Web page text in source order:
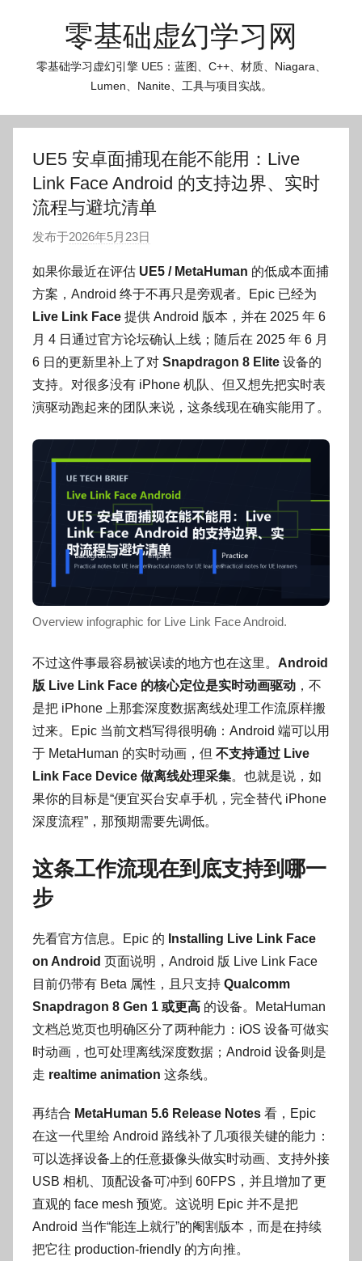
零基础虚幻学习网
零基础学习虚幻引擎 UE5：蓝图、C++、材质、Niagara、
Lumen、Nanite、工具与项目实战。
UE5 安卓面捕现在能不能用：Live
Link Face Android 的支持边界、实时
流程与避坑清单
发布于2026年5月23日
:
O
k
g
o
g
o
如果你最近在评估 UE5 / MetaHuman 的低成本面捕
方案，Android 终于不再只是旁观者。Epic 已经为
Live Link Face 提供 Android 版本，并在 2025 年 6
月 4 日通过官方论坛确认上线；随后在 2025 年 6 月
6 日的更新里补上了对 Snapdragon 8 Elite 设备的
支持。对很多没有 iPhone 机队、但又想先把实时表
演驱动跑起来的团队来说，这条线现在确实能用了。
Overview infographic for Live Link Face Android.
不过这件事最容易被误读的地方也在这里。 Android
版 Live Link Face 的核心定位是实时动画驱动 ，不
是把 iPhone 上那套深度数据离线处理工作流原样搬
过来。Epic 当前文档写得很明确：Android 端可以用
于 MetaHuman 的实时动画，但 不支持通过 Live
Link Face Device 做离线处理采集。也就是说，如
果你的目标是“便宜买台安卓手机，完全替代 iPhone
深度流程”，那预期需要先调低。
这条工作流现在到底支持到哪一
步
先看官方信息。Epic 的 Installing Live Link Face
on Android 页面说明，Android 版 Live Link Face
目前仍带有 Beta 属性，且只支持 Qualcomm
Snapdragon 8 Gen 1 或更高 的设备。MetaHuman
文档总览页也明确区分了两种能力：iOS 设备可做实
时动画，也可处理离线深度数据；Android 设备则是
走 realtime animation 这条线。
再结合 MetaHuman 5.6 Release Notes 看，Epic
在这一代里给 Android 路线补了几项很关键的能力：
可以选择设备上的任意摄像头做实时动画、支持外接
USB 相机、顶配设备可冲到 60FPS，并且增加了更
直观的 face mesh 预览。这说明 Epic 并不是把
Android 当作“能连上就行”的阉割版本，而是在持续
把它往 production-friendly 的方向推。